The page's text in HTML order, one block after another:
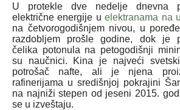
U protekle dve nedelje dnevna
električne energije uelektranama na
na četvorogodišnjem nivou, u
razdobljem prošle godine, dok je
čelika potonula na petogodišnji
su naučnici. Kina je najveći
potrošač nafte, ali je njena
rafinerijama u središnjoj pokrajini
na najniži stepen od jeseni 2015.
se u izveštaju.